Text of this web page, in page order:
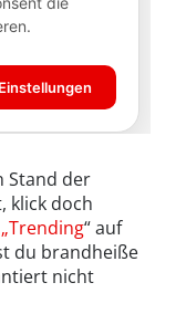
Stand der
klick doch
„Trending“ auf
du brandheiße
nicht